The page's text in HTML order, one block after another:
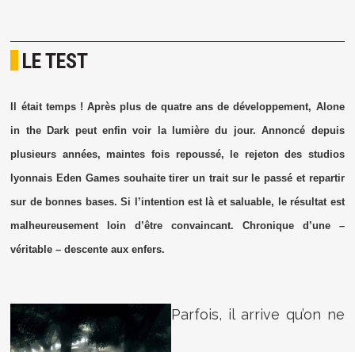
LE TEST
Il était temps ! Après plus de quatre ans de développement, Alone
in the Dark peut enfin voir la lumière du jour. Annoncé depuis
plusieurs années, maintes fois repoussé, le rejeton des studios
lyonnais Eden Games souhaite tirer un trait sur le passé et repartir
sur de bonnes bases. Si l’intention est là et saluable, le résultat est
malheureusement loin d’être convaincant. Chronique d’une –
véritable – descente aux enfers.
Parfois, il arrive qu’on ne